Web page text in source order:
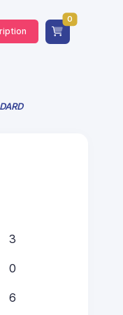
0
3
0
6